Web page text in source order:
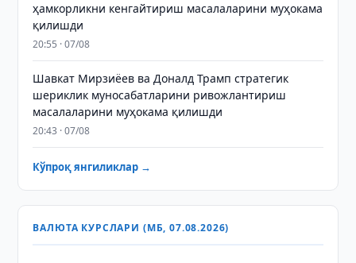
ҳамкорликни кенгайтириш масалаларини муҳокама
қилишди
20:55 · 07/08
Шавкат Мирзиёев ва Доналд Трамп стратегик
шериклик муносабатларини ривожлантириш
масалаларини муҳокама қилишди
20:43 · 07/08
Кўпроқ янгиликлар →
ВАЛЮТА КУРСЛАРИ (МБ, 07.08.2026)